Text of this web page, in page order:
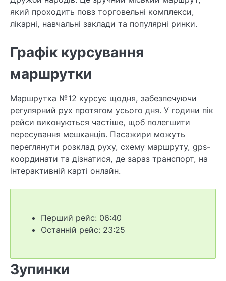
який проходить повз торговельні комплекси,
лікарні, навчальні заклади та популярні ринки.
Графік курсування
маршрутки
Маршрутка №12 курсує щодня, забезпечуючи
регулярний рух протягом усього дня. У години пік
рейси виконуються частіше, щоб полегшити
пересування мешканців. Пасажири можуть
переглянути розклад руху, схему маршруту, gps-
координати та дізнатися, де зараз транспорт, на
інтерактивній карті онлайн.
Перший рейс: 06:40
Останній рейс: 23:25
Зупинки